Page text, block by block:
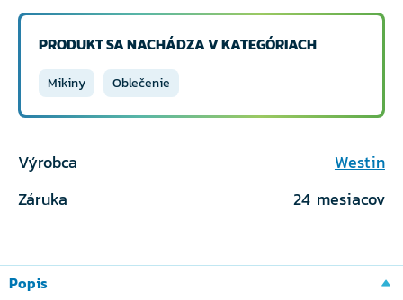
PRODUKT SA NACHÁDZA V KATEGÓRIACH
Mikiny Oblečenie
Výrobca
Westin
Záruka
24 mesiacov
Popis